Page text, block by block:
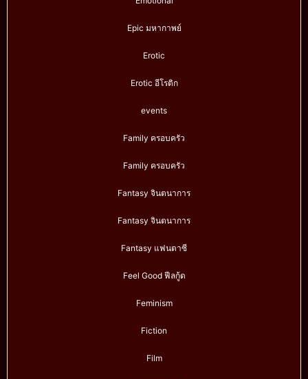
Epic มหากาพย์
Erotic
Erotic อีโรติก
events
Family ครอบครัว
Family ครอบครัว
Fantasy จินตนาการ
Fantasy จินตนาการ
Fantasy แฟนตาซี
Feel Good ฟีลกู้ด
Feminism
Fiction
Film